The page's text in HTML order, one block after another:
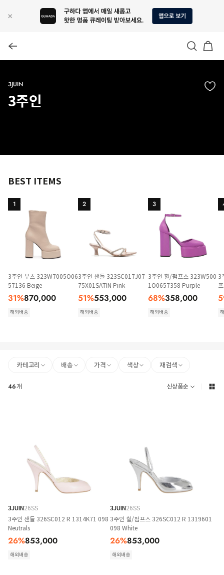
3JUIN
3주인
BEST ITEMS
1
3주인 부츠 323W7005O06
57136 Beige
31%870,000
해외배송
2
3주인 샌들 323SC017J07
75X01SATIN Pink
51%553,000
해외배송
3
3주인 힐/펌프스 323W500
1O0657358 Purple
68%358,000
해외배송
3
카테고리 배송 가격 색상 재검색
46개 신상품순
3JUIN26SS
3주인 샌들 326SC012 R 1314K71 098
Neutrals
26%853,000
해외배송
3JUIN26SS
3주인 힐/펌프스 326SC012 R 1319601
098 White
26%853,000
해외배송